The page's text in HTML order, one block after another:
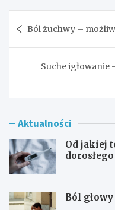
wpisu
Ból żuchwy –
Suche
Aktualności
Od jakiej
dorosłego
Ból głowy